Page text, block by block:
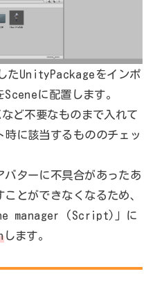
たUnityPackageをインポ
に配置します。
ど不要なものまで入れて
に該当するもののチェッ
バターに不具合があったあ
とができなくなるため、
manager (Script)」に
します。